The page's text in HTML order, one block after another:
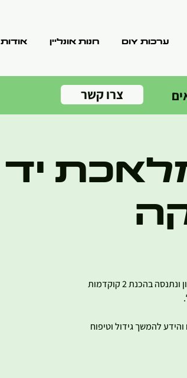
ערכות DIY חנות אונליין אודות
צרו קשר
יד
הסדנה הינה סדנה מקצועית וחוויתית בה נלמד אודות טכניקת הגינון ונתנסה בהכנת 2 קוקדמות
להמשך גידול וטיפוח